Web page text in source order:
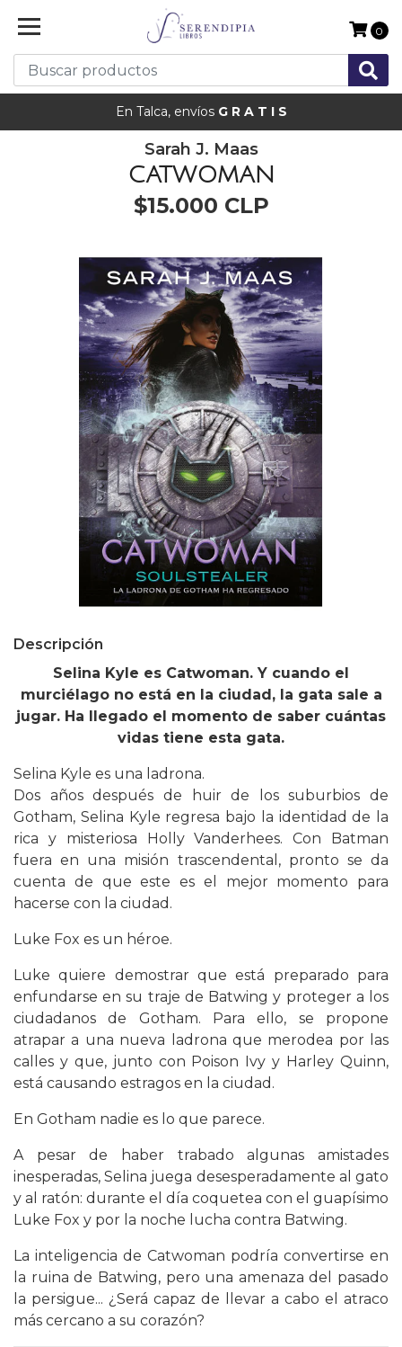
En Talca, envíos G R A T I S
0
Sarah J. Maas
CATWOMAN
$15.000 CLP
Descripción
Selina Kyle es Catwoman. Y cuando el
murciélago no está en la ciudad, la gata sale a
jugar. Ha llegado el momento de saber cuántas
vidas tiene esta gata.
Selina Kyle es una ladrona.
Dos años después de huir de los suburbios de
Gotham, Selina Kyle regresa bajo la identidad de la
rica y misteriosa Holly Vanderhees. Con Batman
fuera en una misión trascendental, pronto se da
cuenta de que este es el mejor momento para
hacerse con la ciudad.
Luke Fox es un héroe.
Luke quiere demostrar que está preparado para
enfundarse en su traje de Batwing y proteger a los
ciudadanos de Gotham. Para ello, se propone
atrapar a una nueva ladrona que merodea por las
calles y que, junto con Poison Ivy y Harley Quinn,
está causando estragos en la ciudad.
En Gotham nadie es lo que parece.
A pesar de haber trabado algunas amistades
inesperadas, Selina juega desesperadamente al gato
y al ratón: durante el día coquetea con el guapísimo
Luke Fox y por la noche lucha contra Batwing.
La inteligencia de Catwoman podría convertirse en
la ruina de Batwing, pero una amenaza del pasado
la persigue... ¿Será capaz de llevar a cabo el atraco
más cercano a su corazón?